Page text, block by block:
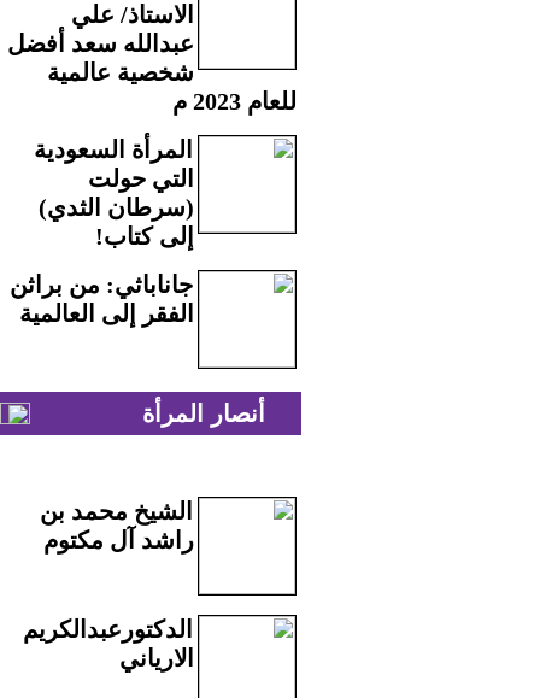
الاستاذ/ علي
عبدالله سعد أفضل
شخصية عالمية
للعام 2023 م
المرأة السعودية
التي حولت
(سرطان الثدي)
إلى كتاب!
جاناباثي: من براثن
الفقر إلى العالمية
أنصار المرأة
الشيخ محمد بن
راشد آل مكتوم
الدكتورعبدالكريم
الارياني